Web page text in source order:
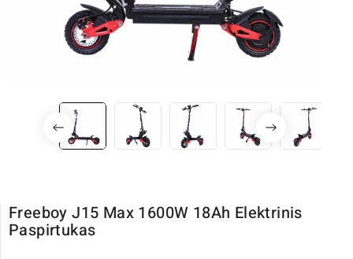
Freeboy J15 Max 1600W 18Ah Elektrinis
Paspirtukas